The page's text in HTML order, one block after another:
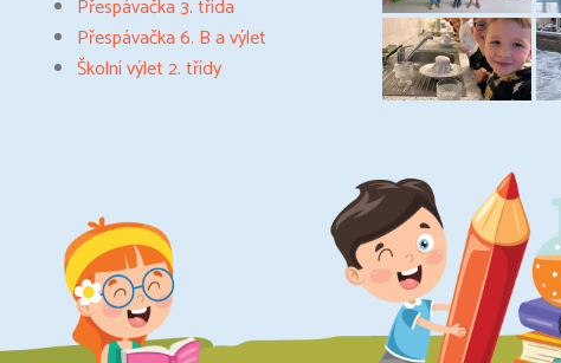
Přespávačka 3. třída
Přespávačka 6. B a výlet
Školní výlet 2. třídy